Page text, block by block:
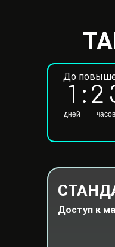
До
Доступ к
1
дней
: 2
часов